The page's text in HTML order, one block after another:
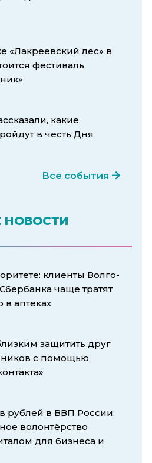
«Лакреевский лес» в
фестиваль
какие
в честь Дня
Все события
клиенты Волго-
чаще тратят
аптеках
защитить друг
с помощью
рублей в ВВП России:
волонтёрство
для бизнеса и